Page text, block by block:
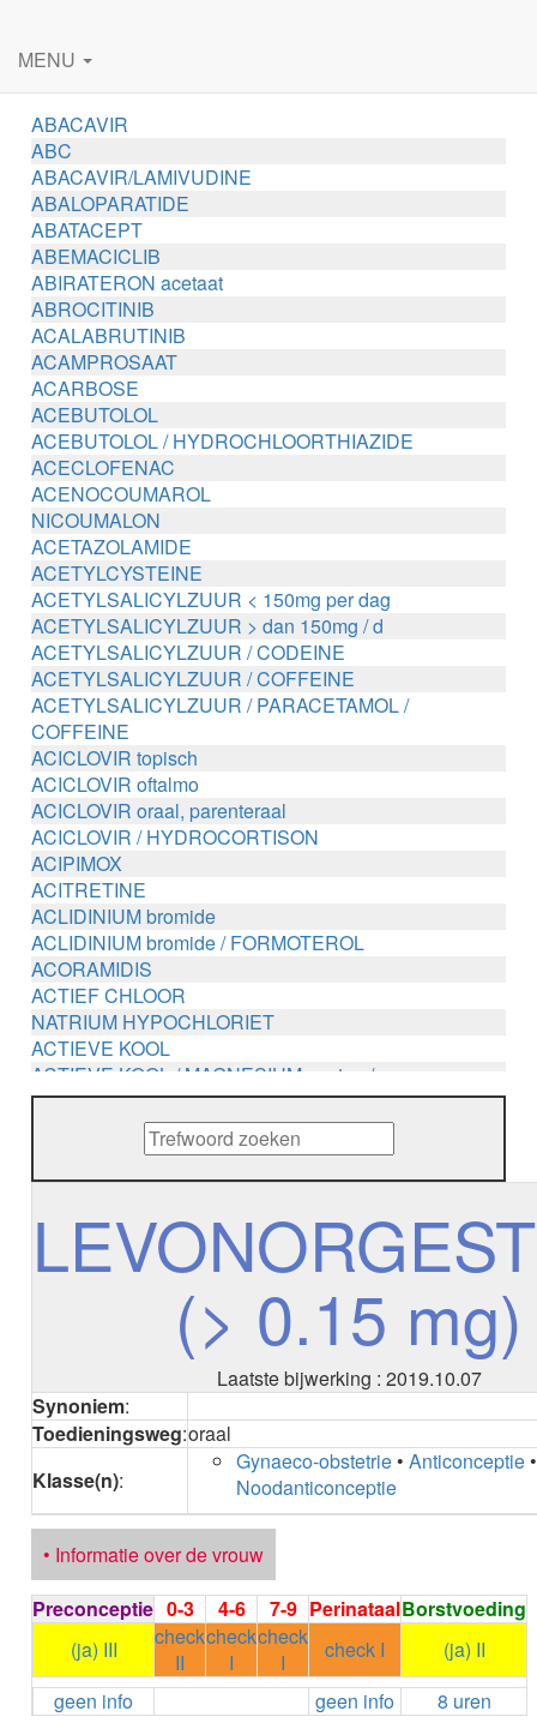
MENU
ABACAVIR
ABC
ABACAVIR/LAMIVUDINE
ABALOPARATIDE
ABATACEPT
ABEMACICLIB
ABIRATERON acetaat
ABROCITINIB
ACALABRUTINIB
ACAMPROSAAT
ACARBOSE
ACEBUTOLOL
ACEBUTOLOL / HYDROCHLOORTHIAZIDE
ACECLOFENAC
ACENOCOUMAROL
NICOUMALON
ACETAZOLAMIDE
ACETYLCYSTEINE
ACETYLSALICYLZUUR < 150mg per dag
ACETYLSALICYLZUUR > dan 150mg / d
ACETYLSALICYLZUUR / CODEINE
ACETYLSALICYLZUUR / COFFEINE
ACETYLSALICYLZUUR / PARACETAMOL /
COFFEINE
ACICLOVIR topisch
ACICLOVIR oftalmo
ACICLOVIR oraal, parenteraal
ACICLOVIR / HYDROCORTISON
ACIPIMOX
ACITRETINE
ACLIDINIUM bromide
ACLIDINIUM bromide / FORMOTEROL
ACORAMIDIS
ACTIEF CHLOOR
NATRIUM HYPOCHLORIET
ACTIEVE KOOL
ACTIEVE KOOL / MAGNESIUM zouten /
METHENAMINE
ADALIMUMAB
ADAPALEEN
ADAPALEEN / BENZOYLPEROXIDE
ADENOSINE
AESCINE
AFLIBERCEPT parenteraal
AFLIBERCEPT intravitreaal
AGALSIDASE alfa
AGALSIDASE bèta
AGOMELATINE
ALBIGLUTIDE
ALBUTREPENONACOG ALFA
Stollingsfactor IX; Factor IX
ALCOHOL
ETHANOL
ALECTINIB
ALEMTUZUMAB
ALENDRONAAT
ALENDRONAAT/VIT D3
ALENDRONAAT / VITAMINE D3 / CACO3
(> 0.15 mg)
Laatste bijwerking : 2019.10.07
Synoniem:
Toedieningsweg:oraal
Klasse(n):
Gynaeco-obstetrie •Anticonceptie •
Noodanticonceptie
• Informatie over de vrouw
Preconceptie 0-3 4-6 7-9 PerinataalBorstvoeding
(ja) III
check
II
check
I
check
I
check I
(ja) II
geen info
geen info
8 uren